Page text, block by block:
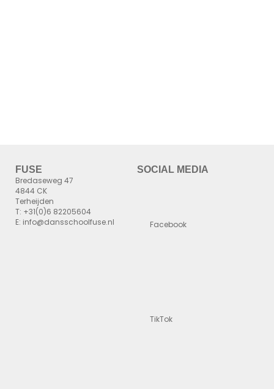
FUSE
Bredaseweg 47
4844 CK
Terheijden
T: +31(0)6 82205604
E: info@dansschoolfuse.nl
SOCIAL MEDIA
Facebook
TikTok